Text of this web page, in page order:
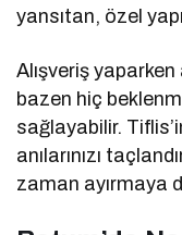
yansıtan, özel
Alışveriş
bazen hiç
sağlayabilir.
anılarınızı
zaman ayırmaya